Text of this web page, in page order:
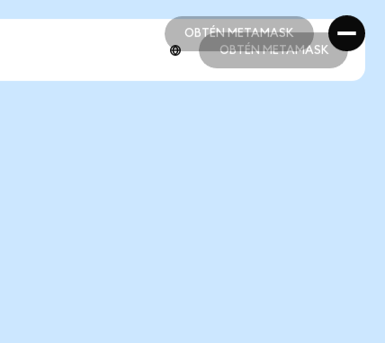
OBTÉN METAMASK
OBTÉN METAMASK
OBTÉN METAMASK